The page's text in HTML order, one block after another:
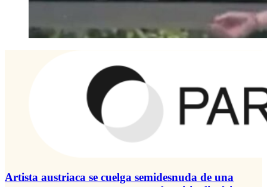
Artista austriaca se cuelga semidesnuda de una